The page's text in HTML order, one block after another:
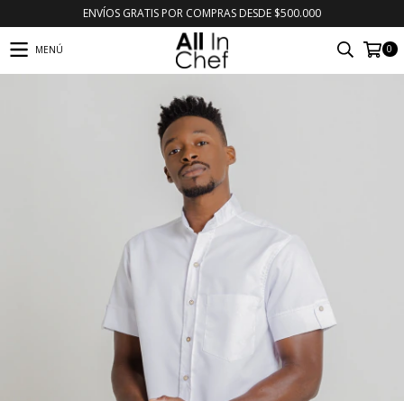
ENVÍOS GRATIS POR COMPRAS DESDE $500.000
MENÚ 0